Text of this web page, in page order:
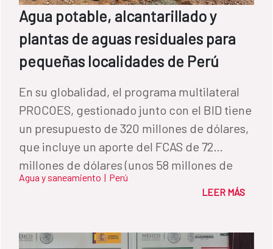
Agua potable, alcantarillado y
plantas de aguas residuales para
pequeñas localidades de Perú
En su globalidad, el programa multilateral
PROCOES, gestionado junto con el BID tiene
un presupuesto de 320 millones de dólares,
que incluye un aporte del FCAS de 72
millones de dólares (unos 58 millones de
euros) y un aporte del Gobierno Peruano de
Agua y saneamiento | Perú
LEER MÁS